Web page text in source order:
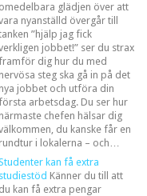
omedelbara glädjen över att
nyanställd övergår till
”hjälp jag fick
jobbet!” ser du strax
dig hur du med
nervösa steg ska gå in på det
nya jobbet och utföra din
arbetsdag. Du ser hur
närmaste chefen hälsar dig
du kanske får en
rundtur i lokalerna – och…
kan få extra
studiestöd Känner du till att
du kan få extra pengar